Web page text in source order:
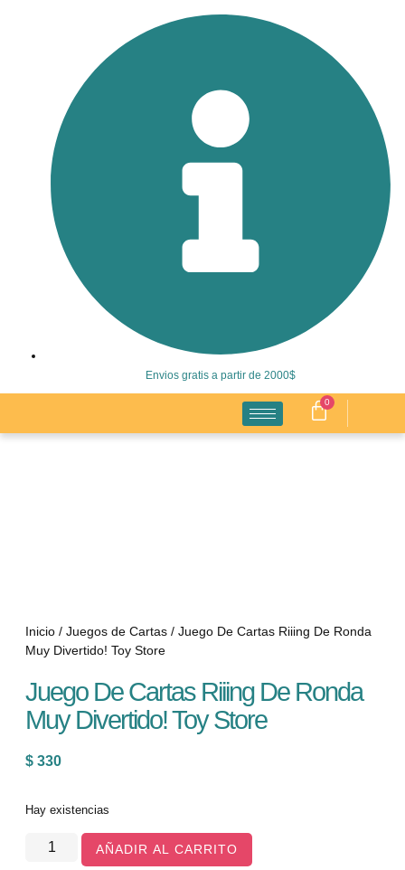
Envios gratis a partir de 2000$
0
Inicio / Juegos de Cartas / Juego De Cartas Riiing De Ronda
Muy Divertido! Toy Store
Juego De Cartas Riiing De Ronda
Muy Divertido! Toy Store
$ 330
Hay existencias
AÑADIR AL CARRITO